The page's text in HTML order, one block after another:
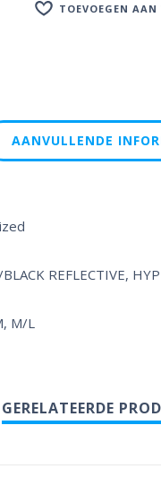
TOEVOEGEN AAN
AANVULLENDE
REFLECTIVE,
M/L
GERELATEERDE